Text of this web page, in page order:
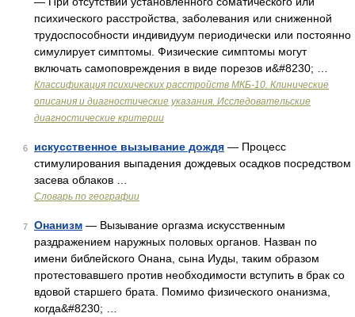
психического расстройства, заболевания или сниженной
трудоспособности индивидуум периодически или постоянно
симулирует симптомы. Физические симптомы могут
включать самоповреждения в виде порезов и&#8230; …
Классификация психических расстройств МКБ-10. Клинические
описания и диагностические указания. Исследовательские
диагностические критерии
6 искусственное вызывание дождя — Процесс
стимулирования выпадения дождевых осадков посредством
засева облаков …
Словарь по географии
7 Онанизм — Вызывание оргазма искусственным
раздражением наружных половых органов. Назван по
имени библейского Онана, сына Иуды, таким образом
протестовавшего против необходимости вступить в брак со
вдовой старшего брата. Помимо физического онанизма,
когда&#8230; …